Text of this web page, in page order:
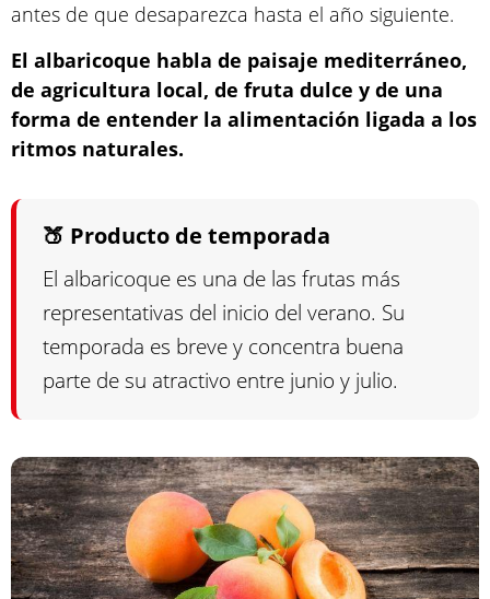
antes de que desaparezca hasta el año siguiente.
El albaricoque habla de paisaje mediterráneo,
de agricultura local, de fruta dulce y de una
forma de entender la alimentación ligada a los
ritmos naturales.
🍑 Producto de temporada
El albaricoque es una de las frutas más
representativas del inicio del verano. Su
temporada es breve y concentra buena
parte de su atractivo entre junio y julio.